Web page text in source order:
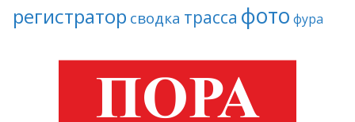
регистратор сводка трасса фото фура